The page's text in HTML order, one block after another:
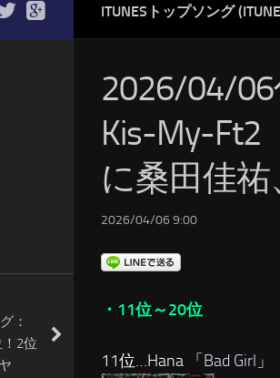
ITUNESトップソング
2026/04/06
Kis-My-Ft2
に桑田佳祐
2026/04/06 9:00
・11位～20位
11位…Hana 「 Bad Girl 」
：
！2位